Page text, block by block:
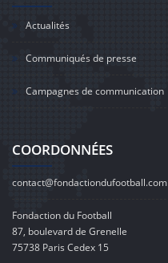
Actualités
Communiqués de presse
Campagnes de communication
COORDONNÉES
contact@fondactiondufootball.com
Fondaction du Football
87, boulevard de Grenelle
75738 Paris Cedex 15